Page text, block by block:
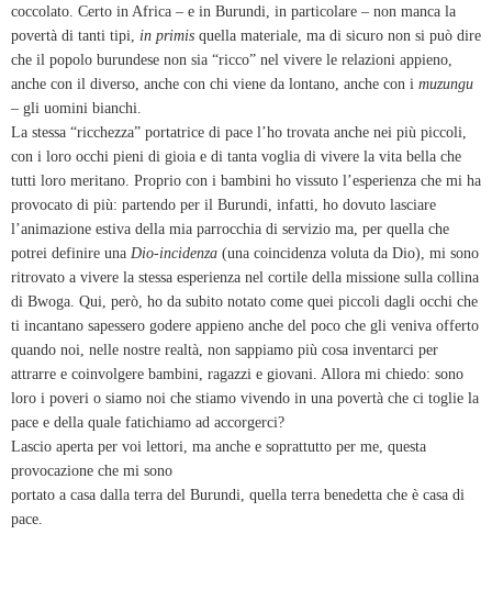
coccolato. Certo in Africa – e in Burundi, in particolare – non manca la
povertà di tanti tipi, in primis quella materiale, ma di sicuro non si può dire
che il popolo burundese non sia “ricco” nel vivere le relazioni appieno,
anche con il diverso, anche con chi viene da lontano, anche con i muzungu
– gli uomini bianchi.
La stessa “ricchezza” portatrice di pace l’ho trovata anche nei più piccoli,
con i loro occhi pieni di gioia e di tanta voglia di vivere la vita bella che
tutti loro meritano. Proprio con i bambini ho vissuto l’esperienza che mi ha
provocato di più: partendo per il Burundi, infatti, ho dovuto lasciare
l’animazione estiva della mia parrocchia di servizio ma, per quella che
potrei definire una Dio-incidenza (una coincidenza voluta da Dio), mi sono
ritrovato a vivere la stessa esperienza nel cortile della missione sulla collina
di Bwoga. Qui, però, ho da subito notato come quei piccoli dagli occhi che
ti incantano sapessero godere appieno anche del poco che gli veniva offerto
quando noi, nelle nostre realtà, non sappiamo più cosa inventarci per
attrarre e coinvolgere bambini, ragazzi e giovani. Allora mi chiedo: sono
loro i poveri o siamo noi che stiamo vivendo in una povertà che ci toglie la
pace e della quale fatichiamo ad accorgerci?
Lascio aperta per voi lettori, ma anche e soprattutto per me, questa
provocazione che mi sono
portato a casa dalla terra del Burundi, quella terra benedetta che è casa di
pace.